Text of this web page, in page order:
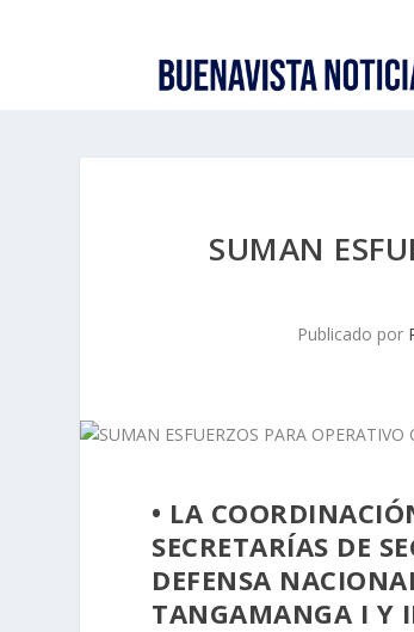
SUMAN
Publicado por
• LA
SECRETARÍAS DE
DEFENSA
TANGAMANGA I Y